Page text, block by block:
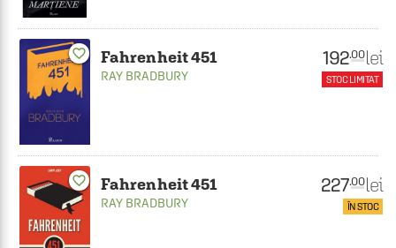
favorite_border Fahrenheit 451
RAY BRADBURY
192.00 lei
STOC LIMITAT
favorite_border Fahrenheit 451
RAY BRADBURY
227.00 lei
ÎN STOC